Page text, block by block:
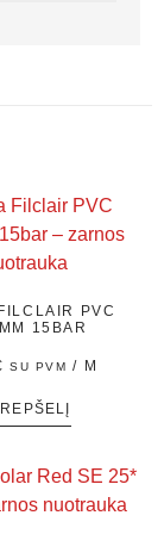
PVC
15BAR
SU PVM / M